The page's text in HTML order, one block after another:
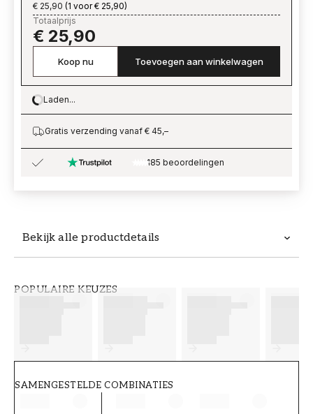
Bekijk alle productdetails
POPULAIRE KEUZES
SAMENGESTELDE COMBINATIES
€ 25,90 (1 voor € 25,90)
Totaalprijs
€ 25,90
Koop nu Toevoegen aan winkelwagen
Loading…
Laden...
Gratis verzending vanaf € 45,–
185 beoordelingen